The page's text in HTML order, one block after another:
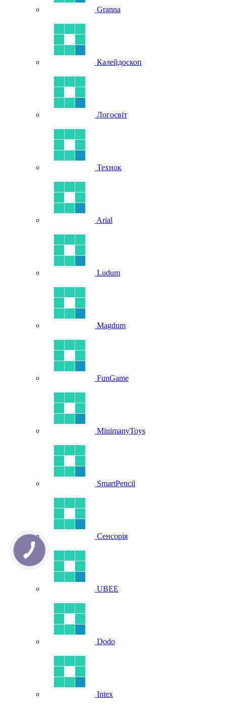
Granna
Калейдоскоп
Логосвіт
Технок
Arial
Ludum
Magdum
FunGame
MinimanyToys
SmartPencil
Сенсорія
UBEE
Dodo
Intex